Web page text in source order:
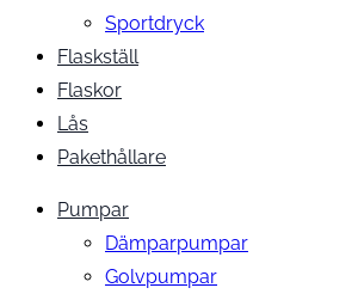
Sportdryck
Flaskställ
Flaskor
Lås
Pakethållare
Pumpar
Dämparpumpar
Golvpumpar